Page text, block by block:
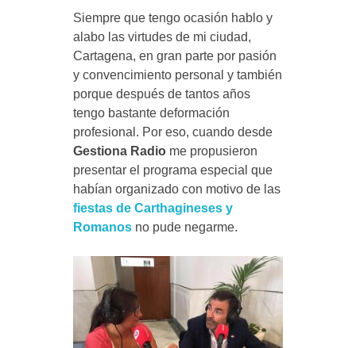
Siempre que tengo ocasión hablo y
alabo las virtudes de mi ciudad,
Cartagena, en gran parte por pasión
y convencimiento personal y también
porque después de tantos años
tengo bastante deformación
profesional. Por eso, cuando desde
Gestiona Radiome propusieron
presentar el programa especial que
habían organizado con motivo de las
fiestas de Carthagineses y
Romanosno pude negarme.